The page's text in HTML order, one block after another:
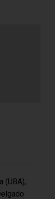
(UBA),